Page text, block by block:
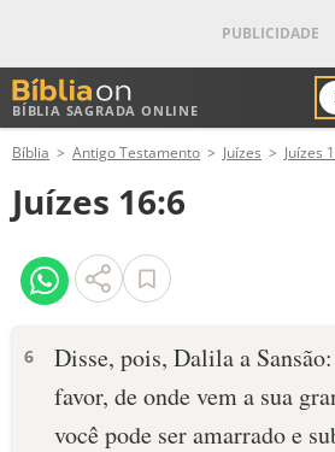
BÍBLIA SAGRADA ONLINE
ANTIGO TESTAMENTO
NOVO TESTAMENTO
VERSÍCULOS
PALAVRA DO DIA
Bíblia Antigo Testamento Juízes Juízes
Juízes 16:6
6
Disse, pois, Dalila a
favor, de onde vem a sua
você pode ser amarrado e